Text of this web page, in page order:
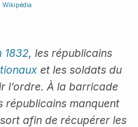
Wikipédia
1832, les républicains
et les soldats du
l’ordre. À la barricade
républicains manquent
afin de récupérer les